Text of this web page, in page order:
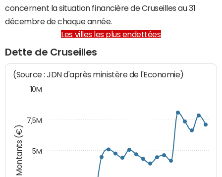
concernent la situation financière de Cruseilles au 31
décembre de chaque année.
Les villes les plus endettées
Dette de Cruseilles
Montants (€)
(Source : JDN d'après ministère de l'Economie)
10M
5M
7,5M